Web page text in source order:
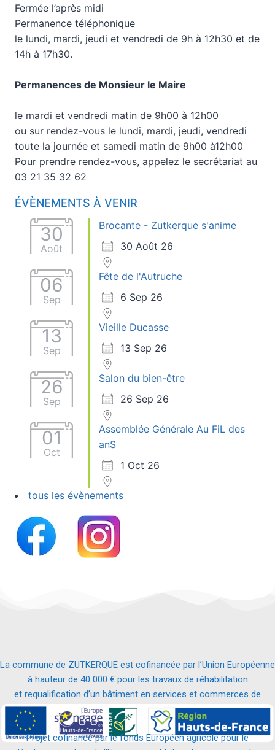
Fermée l’après midi
Permanence téléphonique
le lundi, mardi, jeudi et vendredi de 9h à 12h30 et de
14h à 17h30.
Permanences de Monsieur le Maire
le mardi et vendredi matin de 9h00 à 12h00
ou sur rendez-vous le lundi, mardi, jeudi, vendredi
toute la journée et samedi matin de 9h00 à12h00
Pour prendre rendez-vous, appelez le secrétariat au
03 21 35 32 62
ÉVÈNEMENTS À VENIR
30
Août
Brocante - Zutkerque s'anime
30 Août 26
06
Sep
Fête de l'Autruche
6 Sep 26
13
Sep
Vieille Ducasse
13 Sep 26
26
Sep
Salon du bien-être
26 Sep 26
01
Oct
Assemblée Générale Au FiL des
anS
1 Oct 26
tous les évènements
La commune de ZUTKERQUE est cofinancée par l’Union Européenne
à hauteur de 40 000 € pour les travaux de réhabilitation
et requalification d’un bâtiment en services et commerces de
proximité.
Projet cofinancé par le fonds Européen agricole pour le